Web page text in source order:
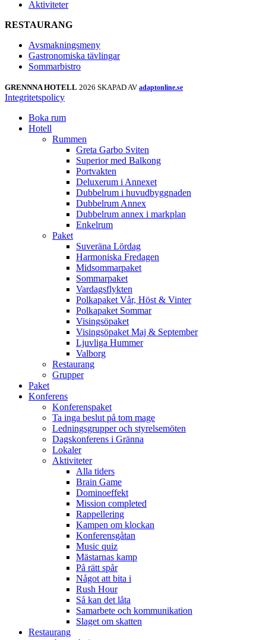
Aktiviteter
RESTAURANG
Avsmakningsmeny
Gastronomiska tävlingar
Sommarbistro
GRENNNA HOTELL 2026 SKAPAD AV adaptonline.se
Integritetspolicy
Boka rum
Hotell
Rummen
Greta Garbo Sviten
Superior med Balkong
Portvakten
Deluxerum i Annexet
Dubbelrum i huvudbyggnaden
Dubbelrum Annex
Dubbelrum annex i markplan
Enkelrum
Paket
Suveräna Lördag
Harmoniska Fredagen
Midsommarpaket
Sommarpaket
Vardagsflykten
Polkapaket Vår, Höst & Vinter
Polkapaket Sommar
Visingsöpaket
Visingsöpaket Maj & September
Ljuvliga Hummer
Valborg
Restaurang
Grupper
Paket
Konferens
Konferenspaket
Ta inga beslut på tom mage
Ledningsgrupper och styrelsemöten
Dagskonferens i Gränna
Lokaler
Aktiviteter
Alla tiders
Brain Game
Dominoeffekt
Mission completed
Rappellering
Kampen om klockan
Konferensgåtan
Music quiz
Mästarnas kamp
På rätt spår
Något att bita i
Rush Hour
Så kan det låta
Samarbete och kommunikation
Slaget om skatten
Restaurang